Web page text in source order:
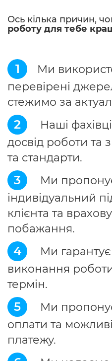
Ось кілька причин,
роботу для тебе
1
Ми
перевірені
стежимо за
2
Наші
досвід роботи та
та стандарти.
3
Ми
індивідуальний
клієнта та
побажання.
4
Ми
виконання
термін.
5
Ми
оплати та
платежу.